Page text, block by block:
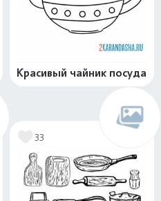
Красивый чайник посуда
33